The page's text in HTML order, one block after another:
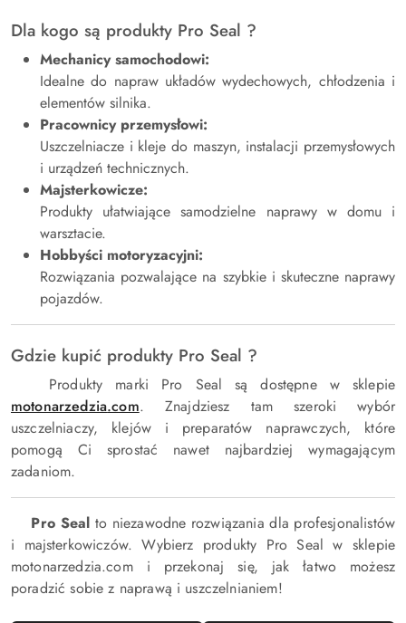
Dla kogo są produkty Pro Seal ?
Mechanicy samochodowi:
Idealne do napraw układów wydechowych, chłodzenia i
elementów silnika.
Pracownicy przemysłowi:
Uszczelniacze i kleje do maszyn, instalacji przemysłowych
i urządzeń technicznych.
Majsterkowicze:
Produkty ułatwiające samodzielne naprawy w domu i
warsztacie.
Hobbyści motoryzacyjni:
Rozwiązania pozwalające na szybkie i skuteczne naprawy
pojazdów.
Gdzie kupić produkty Pro Seal ?
Produkty marki Pro Seal są dostępne w sklepie
motonarzedzia.com. Znajdziesz tam szeroki wybór
uszczelniaczy, klejów i preparatów naprawczych, które
pomogą Ci sprostać nawet najbardziej wymagającym
zadaniom.
Pro Seal to niezawodne rozwiązania dla profesjonalistów
i majsterkowiczów. Wybierz produkty Pro Seal w sklepie
motonarzedzia.com i przekonaj się, jak łatwo możesz
poradzić sobie z naprawą i uszczelnianiem!